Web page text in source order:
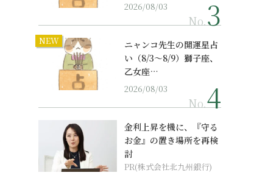
2026/08/03
No.
NEW
ニャンコ先生の開運星占
い（8/3～8/9）獅子座、
乙女座…
2026/08/03
No.
金利上昇を機に、『守る
お金』の置き場所を再検
討
PR(株式会社北九州銀行)